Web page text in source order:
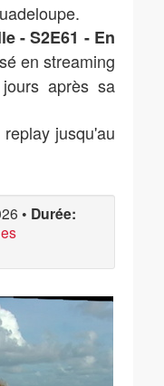
- S2E61 - En
en streaming
après sa
jusqu'au
• Durée: